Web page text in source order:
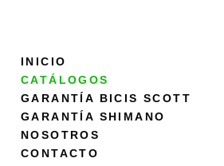
INICIO
CATÁLOGOS
GARANTÍA BICIS SCOTT
GARANTÍA SHIMANO
NOSOTROS
CONTACTO